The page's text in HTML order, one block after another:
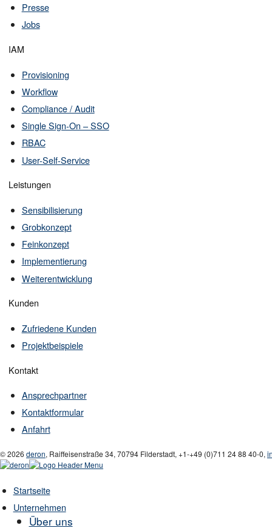
Presse
Jobs
IAM
Provisioning
Workflow
Compliance / Audit
Single Sign-On – SSO
RBAC
User-Self-Service
Leistungen
Sensibilisierung
Grobkonzept
Feinkonzept
Implementierung
Weiterentwicklung
Kunden
Zufriedene Kunden
Projektbeispiele
Kontakt
Ansprechpartner
Kontaktformular
Anfahrt
© 2026 deron, Raiffeisenstraße 34, 70794 Filderstadt, +1-+49 (0)711 24 88 40-0,
Startseite
Unternehmen
Über uns